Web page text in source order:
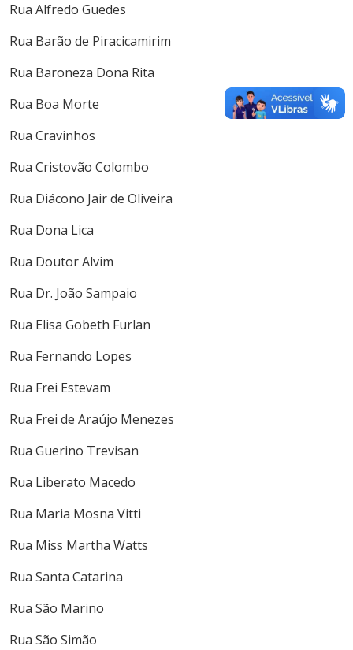
Rua Alfredo Guedes
Rua Barão de Piracicamirim
Rua Baroneza Dona Rita
Rua Boa Morte
Rua Cravinhos
Rua Cristovão Colombo
Rua Diácono Jair de Oliveira
Rua Dona Lica
Rua Doutor Alvim
Rua Dr. João Sampaio
Rua Elisa Gobeth Furlan
Rua Fernando Lopes
Rua Frei Estevam
Rua Frei de Araújo Menezes
Rua Guerino Trevisan
Rua Liberato Macedo
Rua Maria Mosna Vitti
Rua Miss Martha Watts
Rua Santa Catarina
Rua São Marino
Rua São Simão